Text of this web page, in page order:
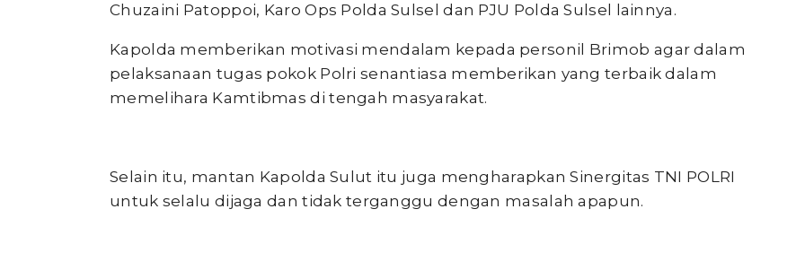
Chuzaini Patoppoi, Karo Ops Polda Sulsel dan PJU Polda Sulsel lainnya.
Kapolda memberikan motivasi mendalam kepada personil Brimob agar dalam
pelaksanaan tugas pokok Polri senantiasa memberikan yang terbaik dalam
memelihara Kamtibmas di tengah masyarakat.
Selain itu, mantan Kapolda Sulut itu juga mengharapkan Sinergitas TNI POLRI
untuk selalu dijaga dan tidak terganggu dengan masalah apapun.